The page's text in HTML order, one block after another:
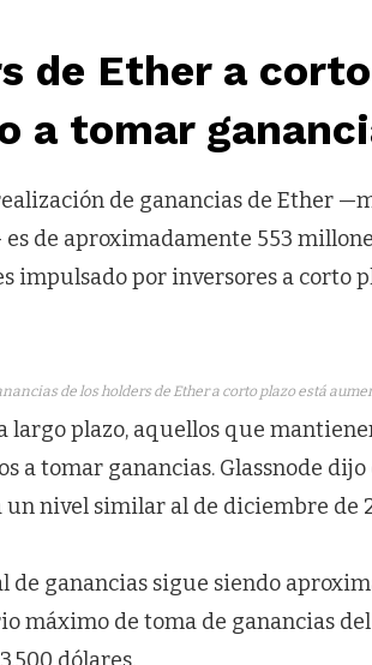
de Ether a
a tomar
de ganancias de Ether
de aproximadamente 553
impulsado por inversores a corto
de los holders de Ether a corto plazo está
largo plazo, aquellos que
a tomar ganancias. Glassnode
un nivel similar al de diciembre de
de ganancias sigue siendo
máximo de toma de ganancias del